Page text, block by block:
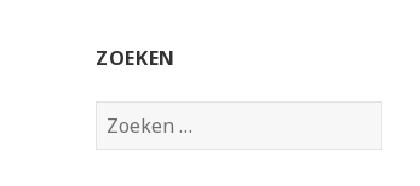
ZOEKEN
Zoeken
naar: